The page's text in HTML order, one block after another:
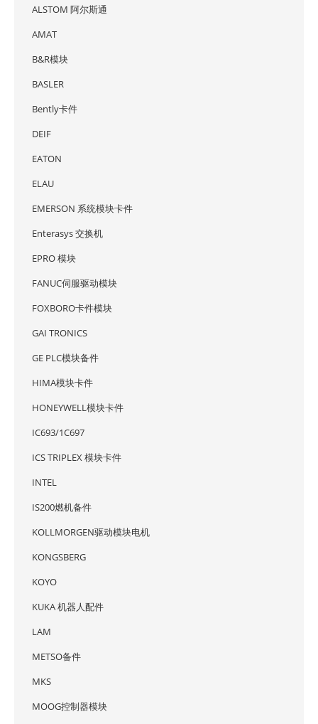
ALSTOM 阿尔斯通
AMAT
B&R模块
BASLER
Bently卡件
DEIF
EATON
ELAU
EMERSON 系统模块卡件
Enterasys 交换机
EPRO 模块
FANUC伺服驱动模块
FOXBORO卡件模块
GAI TRONICS
GE PLC模块备件
HIMA模块卡件
HONEYWELL模块卡件
IC693/1C697
ICS TRIPLEX 模块卡件
INTEL
IS200燃机备件
KOLLMORGEN驱动模块电机
KONGSBERG
KOYO
KUKA 机器人配件
LAM
METSO备件
MKS
MOOG控制器模块